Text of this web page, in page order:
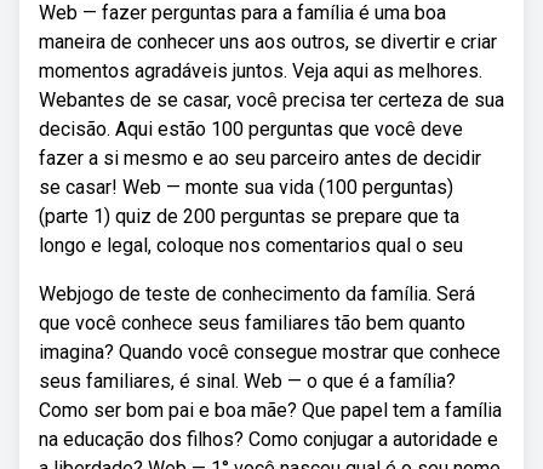
Web — fazer perguntas para a família é uma boa
maneira de conhecer uns aos outros, se divertir e criar
momentos agradáveis juntos. Veja aqui as melhores.
Webantes de se casar, você precisa ter certeza de sua
decisão. Aqui estão 100 perguntas que você deve
fazer a si mesmo e ao seu parceiro antes de decidir
se casar! Web — monte sua vida (100 perguntas)
(parte 1) quiz de 200 perguntas se prepare que ta
longo e legal, coloque nos comentarios qual o seu
Webjogo de teste de conhecimento da família. Será
que você conhece seus familiares tão bem quanto
imagina? Quando você consegue mostrar que conhece
seus familiares, é sinal. Web — o que é a família?
Como ser bom pai e boa mãe? Que papel tem a família
na educação dos filhos? Como conjugar a autoridade e